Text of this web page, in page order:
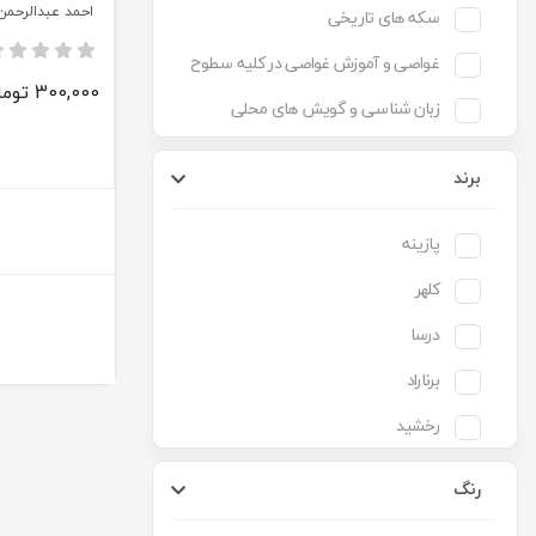
سکه های تاریخی
غواصی و آموزش غواصی در کلیه سطوح
زبان شناسی و گویش های محلی
دین و عرفان
اندرزهای جاویدان
حقوق و علوم سیاسی
روان شناسی
مردم شناسی
سنگ های قیمتی و جواهرات و
جواهرشناسی
برند
پازینه
کلهر
درسا
برناراد
رخشید
سازمان میراث فرهنگی کشور
رنگ
احمد
300,000 تومان